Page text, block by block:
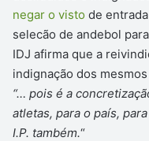
negar o visto de
selecão de andebol
IDJ afirma que a
indignação dos
“… pois é a
atletas, para o país,
I.P. também.“